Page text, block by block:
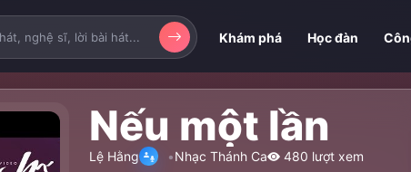
Khám phá Học đàn
Nếu một lần
Lệ Hằng Nhạc Thánh Ca 480 lượt xem